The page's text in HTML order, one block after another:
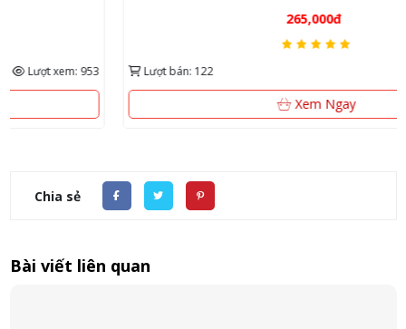
Lượt bán: 122
Chia sẻ
Bài viết liên quan